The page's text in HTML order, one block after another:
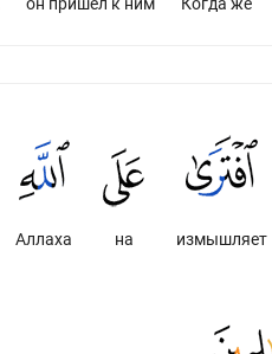
измышляет
на
Аллаха